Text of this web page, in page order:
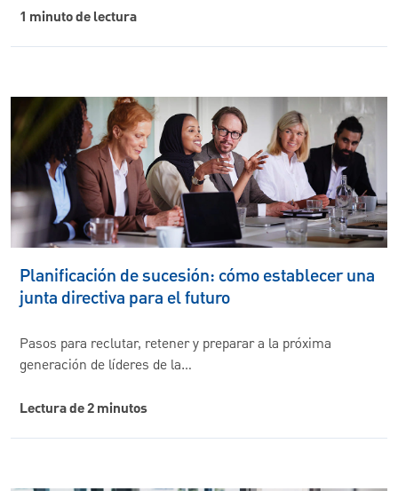
1 minuto de lectura
Planificación de sucesión: cómo establecer una
junta directiva para el futuro
Pasos para reclutar, retener y preparar a la próxima
generación de líderes de la…
Lectura de 2 minutos